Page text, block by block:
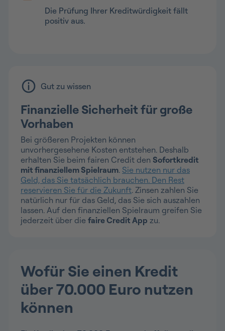
Die Prüfung Ihrer Kreditwürdigkeit fällt
positiv aus.
Gut zu wissen
Finanzielle Sicherheit für große
Vorhaben
Bei größeren Projekten können
unvorhergesehene Kosten entstehen. Deshalb
erhalten Sie beim fairen Credit den Sofortkredit
mit finanziellem Spielraum. Sie nutzen nur das
Geld, das Sie tatsächlich brauchen. Den Rest
reservieren Sie für die Zukunft. Zinsen zahlen Sie
natürlich nur für das Geld, das Sie sich auszahlen
lassen. Auf den finanziellen Spielraum greifen Sie
jederzeit über die faire Credit App zu.
Wofür Sie einen Kredit
über 70.000 Euro nutzen
können